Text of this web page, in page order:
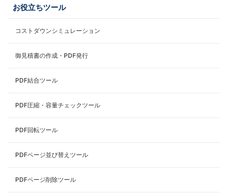
お役立ちツール
コストダウンシミュレーション
御見積書の作成・PDF発行
PDF結合ツール
PDF圧縮・容量チェックツール
PDF回転ツール
PDFページ並び替えツール
PDFページ削除ツール